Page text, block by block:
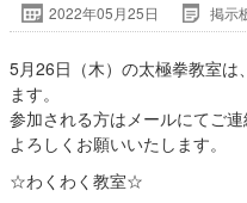
2022年05月25日 掲示
5月26日（木）の太極拳教室
ます。
参加される方はメールにてご連
よろしくお願いいたします。
☆わくわく教室☆